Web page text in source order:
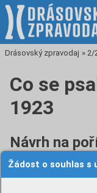
Žádost o souhlas
Drásovský zpravodaj » 2/
Co se
1923
Návrh na
Dne 15. června
zastupitelstvu